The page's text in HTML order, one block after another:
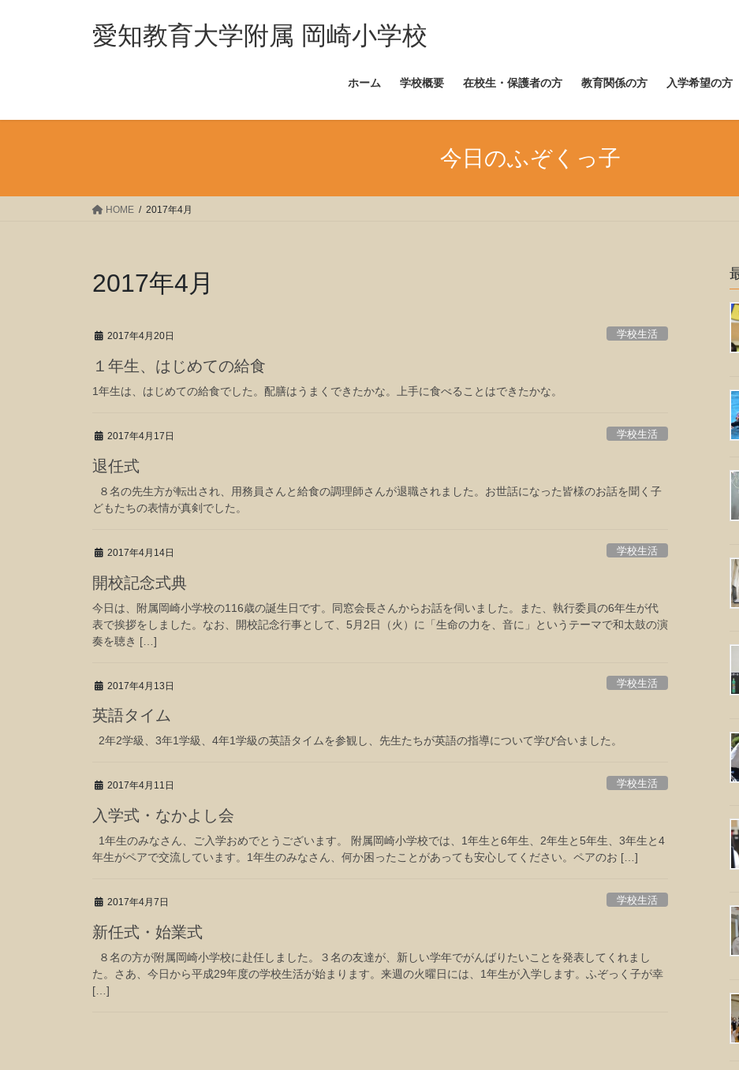
ス
ン
愛知教育大学附属 岡崎小学校
ホーム 学校概要 在校生・保護者の方 教育関係の方 入学希望の方
今日のふぞくっ子
HOME 2017年4月
2017年4月
2017年4月20日 学校生活
１年生、はじめての給食
1年生は、はじめての給食でした。配膳はうまくできたかな。上手に食べることはできたかな。
2017年4月17日 学校生活
退任式
８名の先生方が転出され、用務員さんと給食の調理師さんが退職されました。お世話になった皆様のお話を聞く子
どもたちの表情が真剣でした。
2017年4月14日 学校生活
開校記念式典
今日は、附属岡崎小学校の116歳の誕生日です。同窓会長さんからお話を伺いました。また、執行委員の6年生が代
表で挨拶をしました。なお、開校記念行事として、5月2日（火）に「生命の力を、音に」というテーマで和太鼓の演
奏を聴き […]
2017年4月13日 学校生活
英語タイム
2年2学級、3年1学級、4年1学級の英語タイムを参観し、先生たちが英語の指導について学び合いました。
2017年4月11日 学校生活
入学式・なかよし会
1年生のみなさん、ご入学おめでとうございます。 附属岡崎小学校では、1年生と6年生、2年生と5年生、3年生と4
年生がペアで交流しています。1年生のみなさん、何か困ったことがあっても安心してください。ペアのお […]
2017年4月7日 学校生活
新任式・始業式
８名の方が附属岡崎小学校に赴任しました。３名の友達が、新しい学年でがんばりたいことを発表してくれまし
た。さあ、今日から平成29年度の学校生活が始まります。来週の火曜日には、1年生が入学します。ふぞっく子が幸
[…]